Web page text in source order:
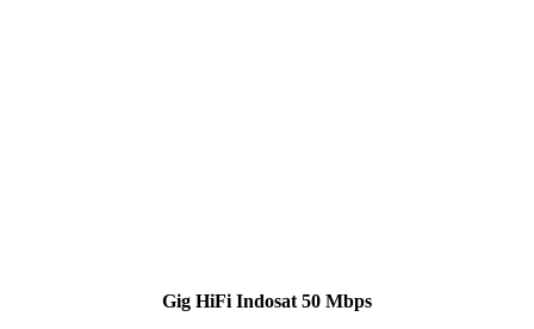
Gig HiFi Indosat 50 Mbps